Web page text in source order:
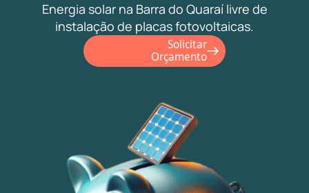
Energia solar na Barra do Quaraí livre de
instalação de placas fotovoltaicas.
Solicitar
Orçamento